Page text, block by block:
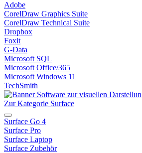
Adobe
CorelDraw Graphics Suite
CorelDraw Technical Suite
Dropbox
Foxit
G-Data
Microsoft SQL
Microsoft Office/365
Microsoft Windows 11
TechSmith
Zur Kategorie Surface
Surface Go 4
Surface Pro
Surface Laptop
Surface Zubehör